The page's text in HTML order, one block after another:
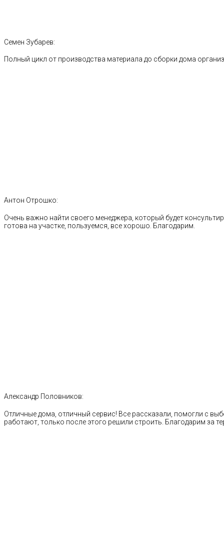
Семен Зубарев:
Полный цикл от производства материала до сборки дома
Антон Отрошко:
Очень важно найти своего менеджера, который будет
готова на участке, пользуемся, все хорошо. Благодарим.
Александр Половников:
Отличные дома, отличный сервис! Все рассказали, помогли с
работают, только после этого решили строить. Благодарим за